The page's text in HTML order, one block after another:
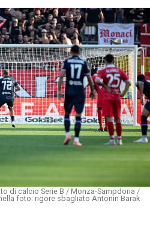
di calcio Serie B / Monza-Sampdoria /
foto: rigore sbagliato Antonin Barak